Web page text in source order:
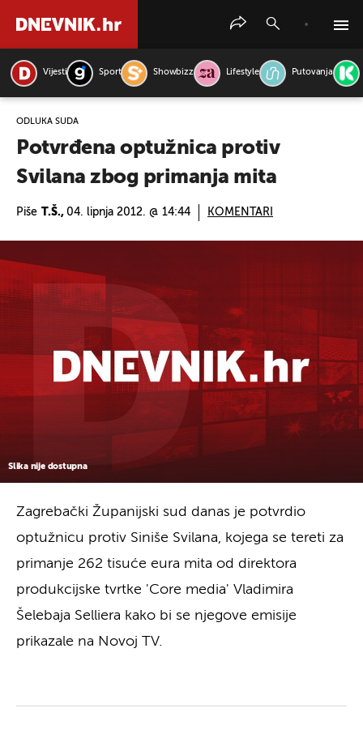
Vijesti Sport Showbizz Lifestyle Putovanja
ODLUKA SUDA
Potvrđena optužnica protiv
Svilana zbog primanja mita
Piše T.Š., 04. lipnja 2012. @ 14:44 KOMENTARI
Slika nije dostupna
Zagrebački Županijski sud danas je potvrdio
optužnicu protiv Siniše Svilana, kojega se tereti za
primanje 262 tisuće eura mita od direktora
produkcijske tvrtke 'Core media' Vladimira
Šelebaja Selliera kako bi se njegove emisije
prikazale na Novoj TV.
PRETRAŽITE VIJESTI